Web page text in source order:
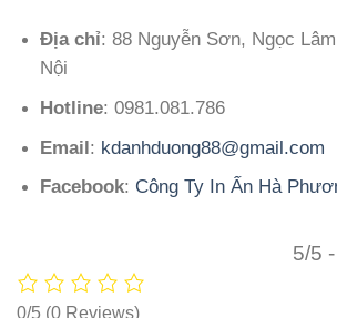
Địa chỉ: 88 Nguyễn Sơn, Ngọc
Nội
Hotline: 0981.081.786
Email: kdanhduong88@gmail.com
Facebook: Công Ty In Ấn Hà
5/5
0/5 (0 Reviews)